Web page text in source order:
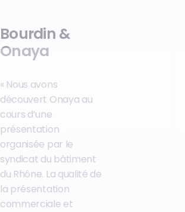
Bourdin &
Onaya
« Nous avons
découvert Onaya au
cours d’une
présentation
organisée par le
syndicat du bâtiment
du Rhône. La qualité de
la présentation
commerciale et